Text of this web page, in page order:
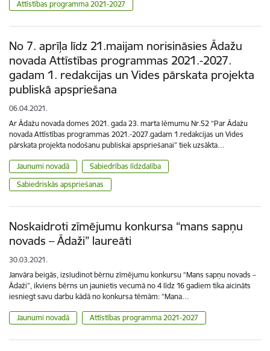
Attīstības programma 2021-2027
No 7. aprīļa līdz 21.maijam norisināsies Ādažu
novada Attīstības programmas 2021.-2027.
gadam 1. redakcijas un Vides pārskata projekta
publiskā apspriešana
06.04.2021.
Ar Ādažu novada domes 2021. gada 23. marta lēmumu Nr.52 “Par Ādažu
novada Attīstības programmas 2021.-2027.gadam 1.redakcijas un Vides
pārskata projekta nodošanu publiskai apspriešanai” tiek uzsākta…
Jaunumi novadā
Sabiedrības līdzdalība
Sabiedriskās apspriešanas
Noskaidroti zīmējumu konkursa “mans sapņu
novads – Ādaži” laureāti
30.03.2021.
Janvāra beigās, izsludinot bērnu zīmējumu konkursu “Mans sapņu novads –
Ādaži”, ikviens bērns un jaunietis vecumā no 4 līdz 16 gadiem tika aicināts
iesniegt savu darbu kādā no konkursa tēmām: “Mana…
Jaunumi novadā Attīstības programma 2021-2027